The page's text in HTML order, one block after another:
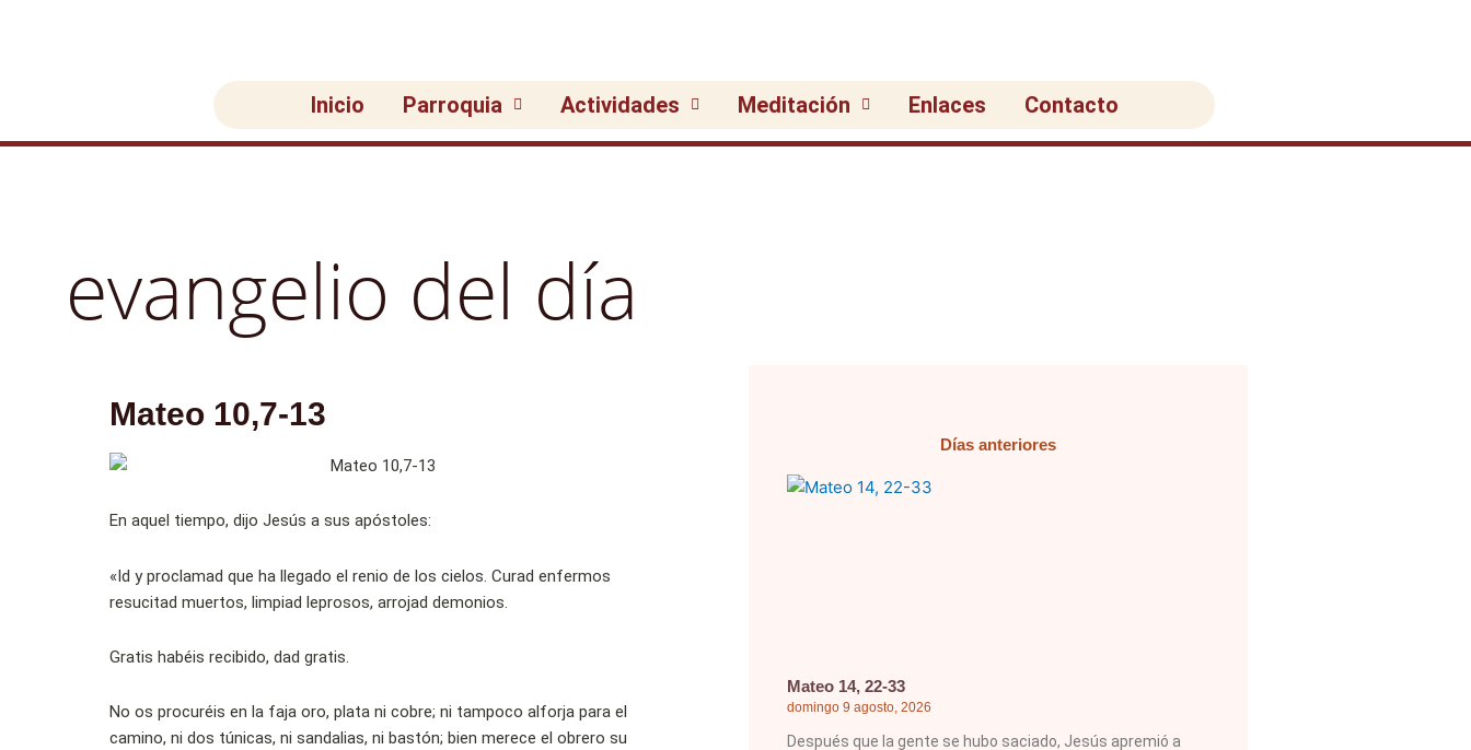
Inicio Parroquia Actividades Meditación Enlaces Contacto
evangelio del día
Mateo 10,7-13
En aquel tiempo, dijo Jesús a sus apóstoles:
«Id y proclamad que ha llegado el renio de los cielos. Curad enfermos
resucitad muertos, limpiad leprosos, arrojad demonios.
Gratis habéis recibido, dad gratis.
No os procuréis en la faja oro, plata ni cobre; ni tampoco alforja para el
camino, ni dos túnicas, ni sandalias, ni bastón; bien merece el obrero su
Días anteriores
Mateo 14, 22-33
domingo 9 agosto, 2026
Después que la gente se hubo saciado, Jesús apremió a